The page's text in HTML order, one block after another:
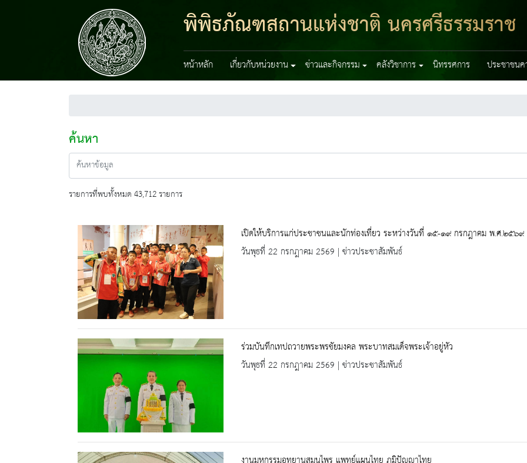
พิพิธภัณฑสถานแห่งชาติ นครศรีธรรมราช
หน้าหลัก เกี่ยวกับหน่วยงาน ข่าวและกิจกรรม คลังวิชาการ นิทรรศการ ประชาชน
ค้นหา
รายการที่พบทั้งหมด 43,712 รายการ
เปิดให้บริการแก่ประชาชนและนักท่องเที่ยว ระหว่างวันที่ ๑๕-๑๙ กรกฎาคม พ.ศ.๒๕๖๙
วันพุธที่ 22 กรกฎาคม 2569 | ข่าวประชาสัมพันธ์
ร่วมบันทึกเทปถวายพระพรชัยมงคล พระบาทสมเด็จพระเจ้าอยู่หัว
วันพุธที่ 22 กรกฎาคม 2569 | ข่าวประชาสัมพันธ์